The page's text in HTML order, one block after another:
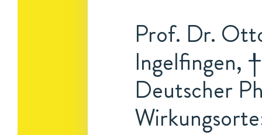
Prof. Dr.
Ingelfingen,
Deutscher